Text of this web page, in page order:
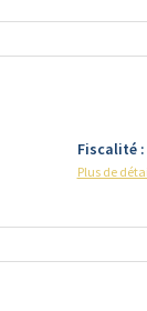
Fiscalité :
Plus de